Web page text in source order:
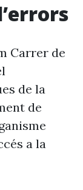
Carrer de
de la
de
a la